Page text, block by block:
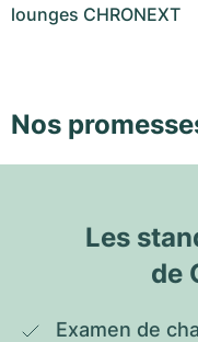
lounges CHRONEXT
Nos
Les
de
Examen de